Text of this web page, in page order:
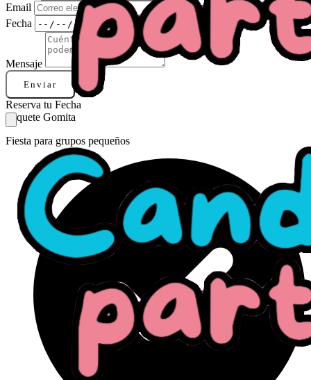
Email
Fecha
Mensaje
Enviar
Reserva tu Fecha
Paquete Gomita
Fiesta para grupos pequeños